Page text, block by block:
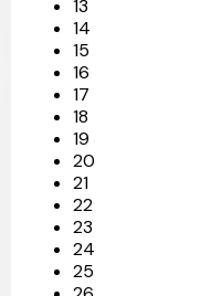
13
14
15
16
17
18
19
20
21
22
23
24
25